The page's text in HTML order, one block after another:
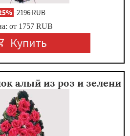
2196 RUB
от 1757 RUB
Купить
алый из роз и зелени